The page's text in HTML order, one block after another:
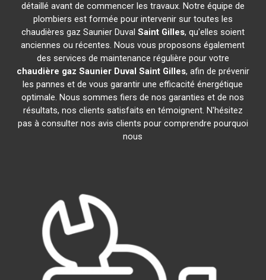
détaillé avant de commencer les travaux. Notre équipe de
plombiers est formée pour intervenir sur toutes les
chaudières gaz Saunier Duval Saint Gilles, qu'elles soient
anciennes ou récentes. Nous vous proposons également
des services de maintenance régulière pour votre
chaudière gaz Saunier Duval Saint Gilles, afin de prévenir
les pannes et de vous garantir une efficacité énergétique
optimale. Nous sommes fiers de nos garanties et de nos
résultats, nos clients satisfaits en témoignent. N'hésitez
pas à consulter nos avis clients pour comprendre pourquoi
nous